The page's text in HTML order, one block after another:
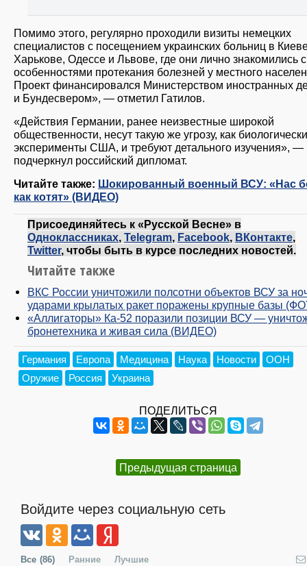
Помимо этого, регулярно проходили визиты немецких
специалистов с посещением украинских больниц в
Харькове, Одессе и Львове, где они лично знакомились с
особенностями протекания болезней у местного
Проект финансировался Министерством иностранных
и Бундесвером», — отметил Гатилов.
«Действия Германии, ранее неизвестные широкой
общественности, несут такую же угрозу, как
эксперименты США, и требуют детального изучения», —
подчеркнул российский дипломат.
Читайте также: Шокированный военный ВСУ: «Нас
как котят» (ВИДЕО)
Присоединяйтесь к «Русской Весне» в
Одноклассниках, Telegram, Facebook, ВКонтакте,
Twitter, чтобы быть в курсе последних новостей.
Читайте также
ВКС России уничтожили полсотни объектов ВСУ за
ударами крылатых ракет поражены крупные базы
«Аллигаторы» Ка-52 поразили позиции ВСУ —
бронетехника и живая сила (ВИДЕО)
Германия Европа Медицина Наука Новости
ООН
Оружие
Россия Украина
ПОДЕЛИТЬСЯ
Предыдущая страница
Войдите через социальную сеть
Все (86) Ранние Лучшие